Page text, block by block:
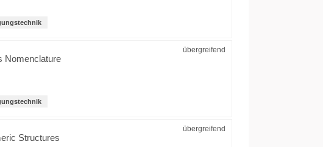
übergreifend
Nomenclature
übergreifend
Structures